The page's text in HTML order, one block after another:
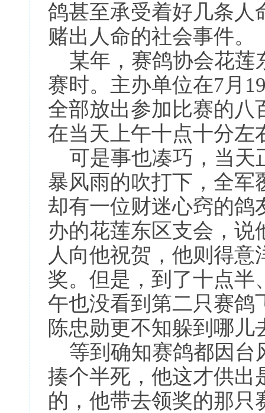
鸽甚至承受着好几条人
赌出人命的社会事件。
某年，赛鸽协会花莲
赛时。主办单位在7月
全部放出参加比赛的八
在当天上午十点十分左
可是事也凑巧，当天
暴风雨的吹打下，全军
却有一位财迷心窍的鸽
办的花莲东区支会，
人向他祝贺，他则得
奖。但是，到了十点半
午也没看到第二只赛鸽
陈忠勋更不知躲到哪儿
等到确知赛鸽都因台
揍个半死，他这才供出
的，他带去领奖的那只